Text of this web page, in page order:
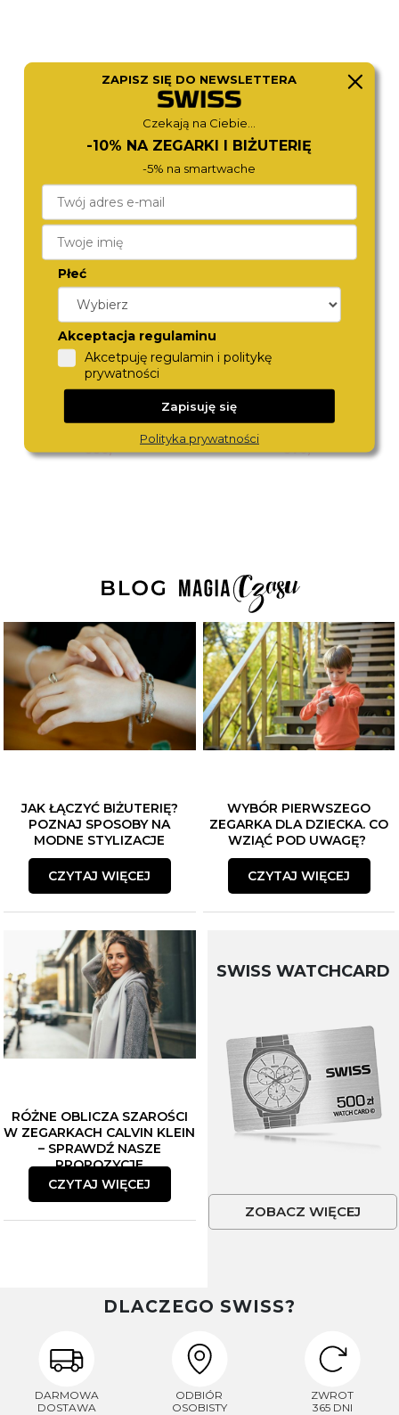
TOMMY HILFIGER
880,-
CALVIN KLEIN
890,-
TOMMY HILFIGER
880,-
MICHAEL KORS
890,-
JAK ŁĄCZYĆ BIŻUTERIĘ?
POZNAJ SPOSOBY NA
MODNE STYLIZACJE
CZYTAJ WIĘCEJ
WYBÓR PIERWSZEGO
ZEGARKA DLA DZIECKA. CO
WZIĄĆ POD UWAGĘ?
CZYTAJ WIĘCEJ
RÓŻNE OBLICZA SZAROŚCI
W ZEGARKACH CALVIN KLEIN
– SPRAWDŹ NASZE
PROPOZYCJE
CZYTAJ WIĘCEJ
SWISS WATCHCARD
ZOBACZ WIĘCEJ
DLACZEGO SWISS?
DARMOWA
DOSTAWA
ODBIÓR
OSOBISTY
ZWROT
365 DNI
ZAPISZ SIĘ DO NEWSLETTERA
Czekają na Ciebie...
-10% NA ZEGARKI I BIŻUTERIĘ
-5% na smartwache
Płeć
Akceptacja regulaminu
Akcetpuję regulamin i politykę
prywatności
Zapisuję się
Polityka prywatności